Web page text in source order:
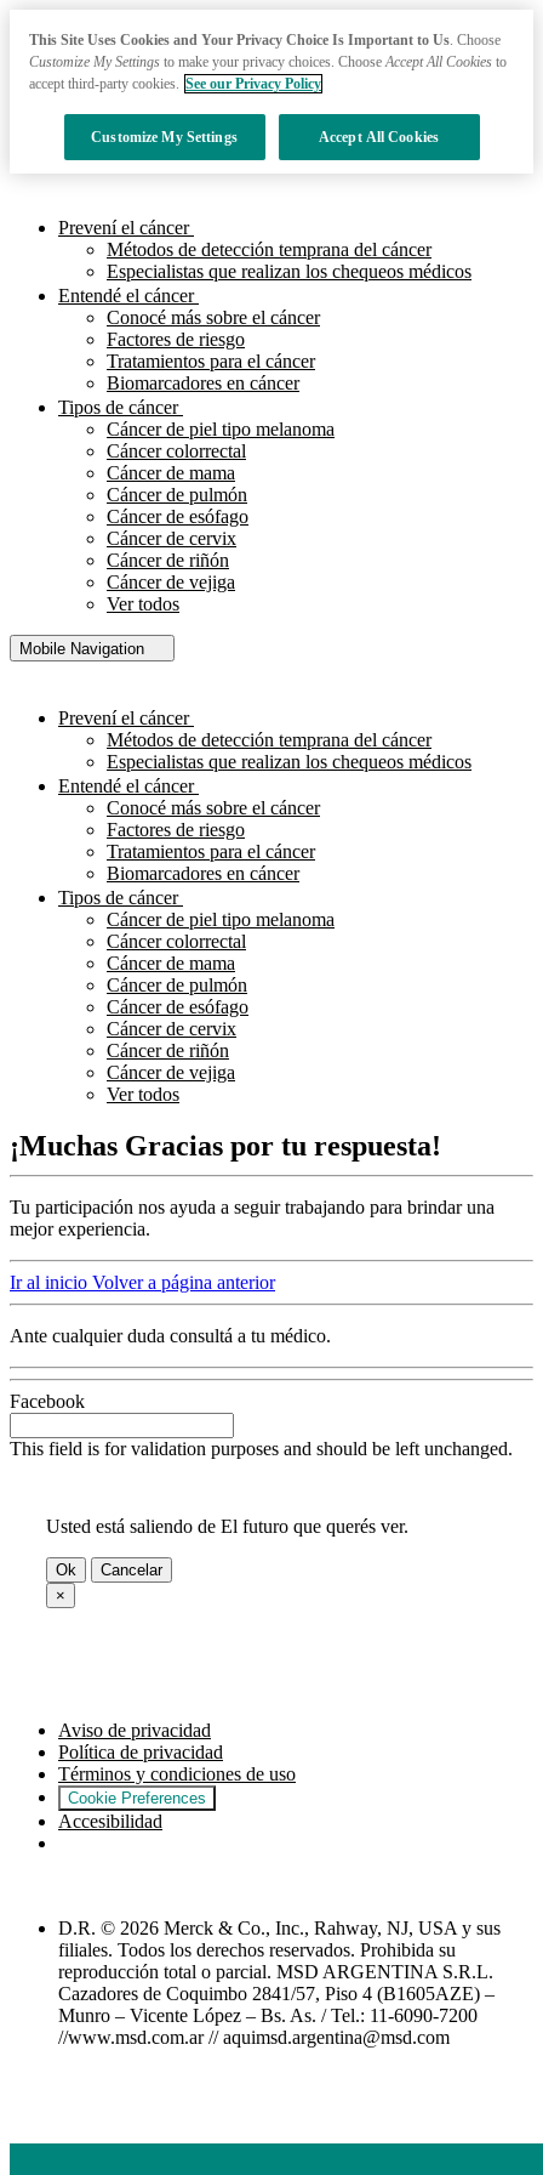
Prevení el cáncer
Métodos de detección temprana del cáncer
Especialistas que realizan los chequeos médicos
Entendé el cáncer
Conocé más sobre el cáncer
Factores de riesgo
Tratamientos para el cáncer
Biomarcadores en cáncer
Tipos de cáncer
Cáncer de piel tipo melanoma
Cáncer colorrectal
Cáncer de mama
Cáncer de pulmón
Cáncer de esófago
Cáncer de cervix
Cáncer de riñón
Cáncer de vejiga
Ver todos
Mobile Navigation
Prevení el cáncer
Métodos de detección temprana del cáncer
Especialistas que realizan los chequeos médicos
Entendé el cáncer
Conocé más sobre el cáncer
Factores de riesgo
Tratamientos para el cáncer
Biomarcadores en cáncer
Tipos de cáncer
Cáncer de piel tipo melanoma
Cáncer colorrectal
Cáncer de mama
Cáncer de pulmón
Cáncer de esófago
Cáncer de cervix
Cáncer de riñón
Cáncer de vejiga
Ver todos
¡Muchas Gracias por tu respuesta!
Tu participación nos ayuda a seguir trabajando para brindar una
mejor experiencia.
Ir al inicio Volver a página anterior
Ante cualquier duda consultá a tu médico.
Facebook
This field is for validation purposes and should be left unchanged.
Usted está saliendo de El futuro que querés ver.
Ok
Cancelar
×
Aviso de privacidad
Política de privacidad
Términos y condiciones de uso
Cookie Preferences
Accesibilidad
D.R. © 2026 Merck & Co., Inc., Rahway, NJ, USA y sus
filiales. Todos los derechos reservados. Prohibida su
reproducción total o parcial. MSD ARGENTINA S.R.L.
Cazadores de Coquimbo 2841/57, Piso 4 (B1605AZE) –
Munro – Vicente López – Bs. As. / Tel.: 11-6090-7200
//www.msd.com.ar // aquimsd.argentina@msd.com
This Site Uses Cookies and Your Privacy Choice Is Important to Us. Choose
Customize My Settings to make your privacy choices. ChooseAccept All Cookies to
accept third-party cookies. See our Privacy Policy
Customize My Settings Accept All Cookies